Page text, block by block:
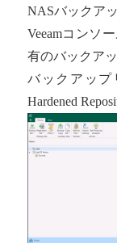
NASバックア
Veeamコンソ
有のバックア
バックアッ
Hardened